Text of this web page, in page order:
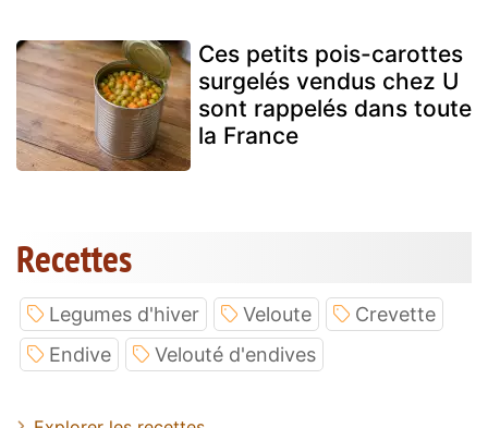
Ces petits pois-carottes
surgelés vendus chez U
sont rappelés dans toute
la France
Recettes
Legumes d'hiver Veloute
Crevette
Endive
Velouté d'endives